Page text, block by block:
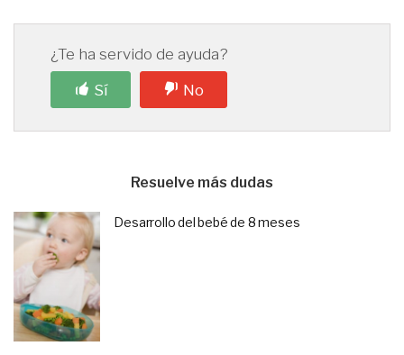
¿Te ha servido de ayuda?
Sí
No
Resuelve más dudas
Desarrollo del bebé de 8 meses